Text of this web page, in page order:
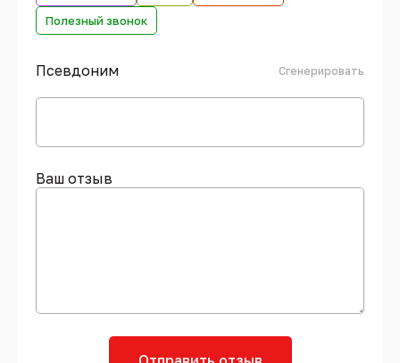
Полезный звонок
Псевдоним Сгенерировать
Ваш отзыв